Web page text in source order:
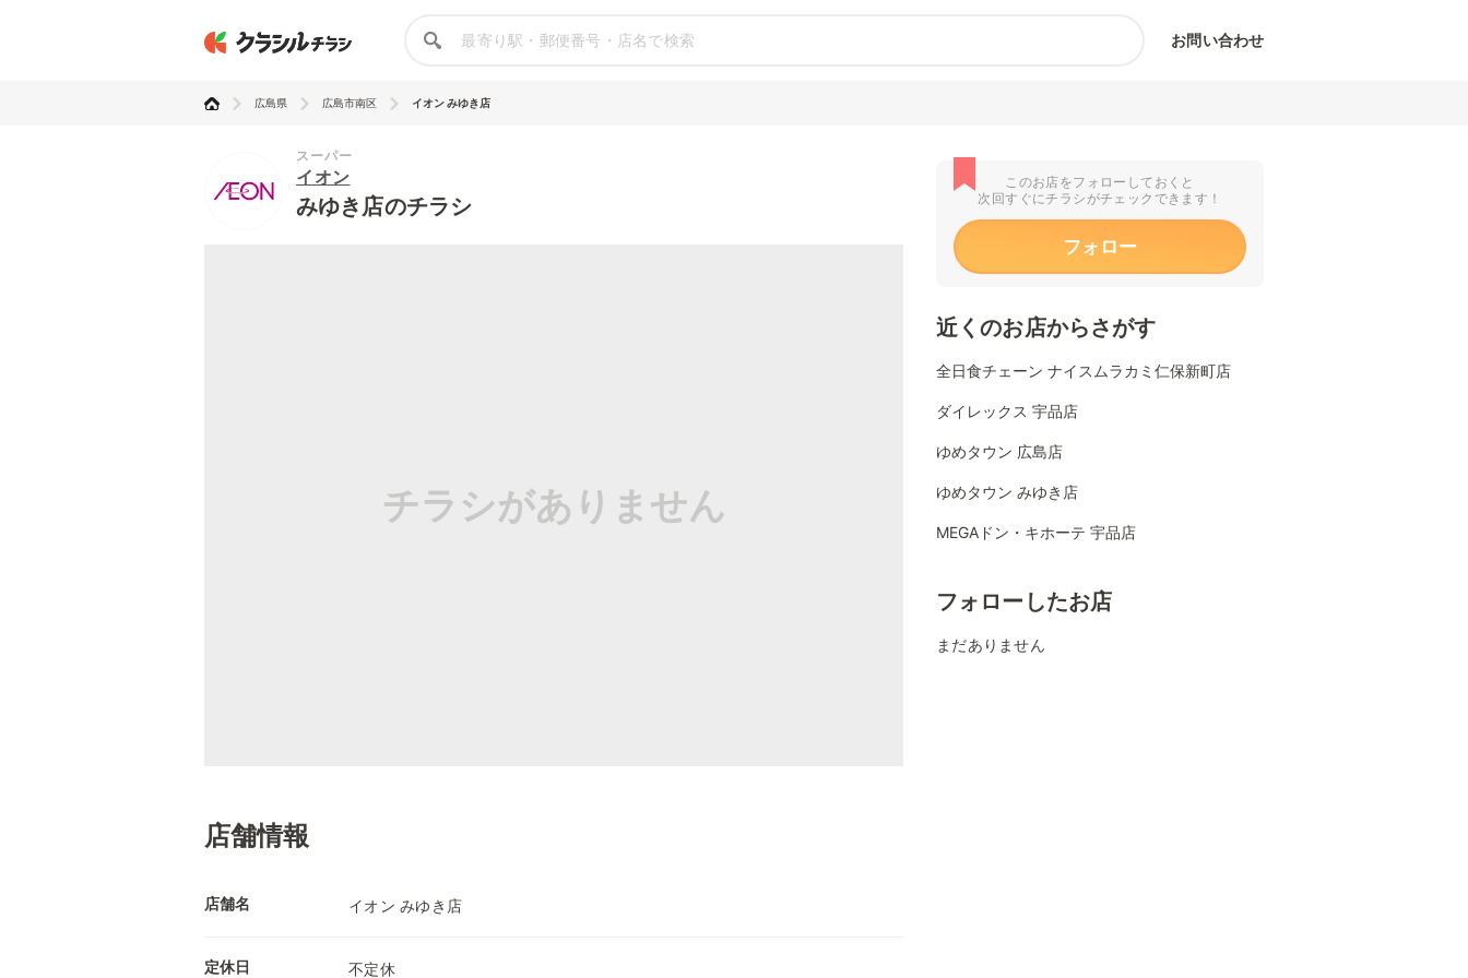
お問い合わせ
広島県 広島市南区 イオン みゆき店
スーパー
イオン
みゆき店のチラシ
チラシがありません
店舗情報
店舗名 イオン みゆき店
定休日 不定休
このお店をフォローしておくと
次回すぐにチラシがチェックできます！
フォロー
近くのお店からさがす
全日食チェーン ナイスムラカミ仁保新町店
ダイレックス 宇品店
ゆめタウン 広島店
ゆめタウン みゆき店
MEGAドン・キホーテ 宇品店
フォローしたお店
まだありません